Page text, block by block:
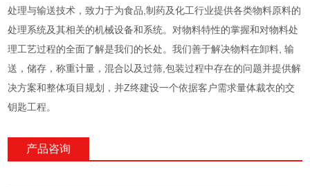
处理与输送技术，致力于为食品,制药及化工行业提供各类物料原料的
处理系统及其相关的机械设备和系统。对物料特性的掌握和对物料处
理工艺过程的全面了解是我们的长处。我们善于解决物料在卸料, 输
送，储存，称重计量，混合以及过筛,包装过程中存在的问题并提供解
决方案和整体项目规划，并Z终建设一个依据客户需求量体裁衣的交
钥匙工程。
产品咨询